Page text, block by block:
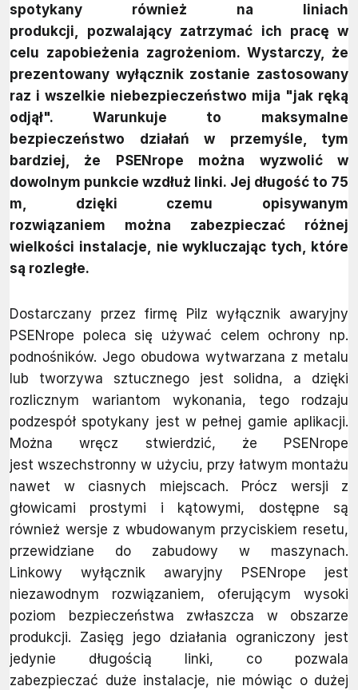
spotykany również na liniach
produkcji, pozwalający zatrzymać ich pracę w
celu zapobieżenia zagrożeniom. Wystarczy, że
prezentowany wyłącznik zostanie zastosowany
raz i wszelkie niebezpieczeństwo mija "jak ręką
odjął". Warunkuje to maksymalne
bezpieczeństwo działań w przemyśle, tym
bardziej, że PSENrope można wyzwolić w
dowolnym punkcie wzdłuż linki. Jej długość to 75
m, dzięki czemu opisywanym
rozwiązaniem można zabezpieczać różnej
wielkości instalacje, nie wykluczając tych, które
są rozległe.
Dostarczany przez firmę Pilz wyłącznik awaryjny
PSENrope poleca się używać celem ochrony np.
podnośników. Jego obudowa wytwarzana z metalu
lub tworzywa sztucznego jest solidna, a dzięki
rozlicznym wariantom wykonania, tego rodzaju
podzespół spotykany jest w pełnej gamie aplikacji.
Można wręcz stwierdzić, że PSENrope
jest wszechstronny w użyciu, przy łatwym montażu
nawet w ciasnych miejscach. Prócz wersji z
głowicami prostymi i kątowymi, dostępne są
również wersje z wbudowanym przyciskiem resetu,
przewidziane do zabudowy w maszynach.
Linkowy wyłącznik awaryjny PSENrope jest
niezawodnym rozwiązaniem, oferującym wysoki
poziom bezpieczeństwa zwłaszcza w obszarze
produkcji. Zasięg jego działania ograniczony jest
jedynie długością linki, co pozwala
zabezpieczać duże instalacje, nie mówiąc o dużej